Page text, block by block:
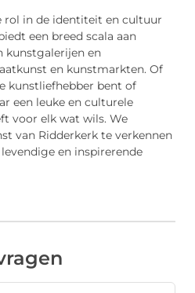
rol in de identiteit en cultuur
een breed scala aan
kunstgalerijen en
en kunstmarkten. Of
kunstliefhebber bent of
een leuke en culturele
voor elk wat wils. We
van Ridderkerk te verkennen
en inspirerende